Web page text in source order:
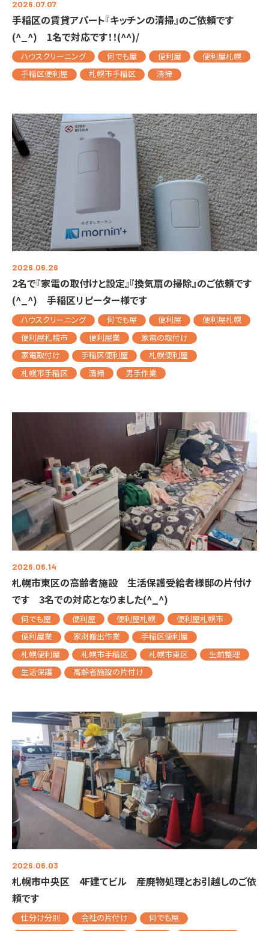
2026.07.07
手稲区の賃貸アパート『キッチンの清掃』のご依頼です
(^_^) 1名で対応です！！(^^)/
ハウスクリーニング 何でも屋 便利屋
便利屋札幌
手稲区便利屋
札幌市手稲区 清掃
2026.06.26
2名で『家電の取付けと設定』『換気扇の掃除』のご依頼です
(^_^) 手稲区リピーター様です
ハウスクリーニング 何でも屋 便利屋
便利屋札幌
便利屋札幌市
便利屋業
家電の取付け
家電取付け
手稲区便利屋
札幌便利屋
札幌市手稲区
清掃 男手作業
2026.06.14
札幌市東区の高齢者施設 生活保護受給者様邸の片付け
です 3名での対応となりました(^_^)
何でも屋 便利屋 便利屋札幌
便利屋札幌市
便利屋業
家財搬出作業
手稲区便利屋
札幌便利屋
札幌市手稲区 札幌市東区
生前整理
生活保護
高齢者施設の片付け
2026.06.03
札幌市中央区 4F建てビル 産廃物処理とお引越しのご依
頼です
仕分け分別 会社の片付け
何でも屋